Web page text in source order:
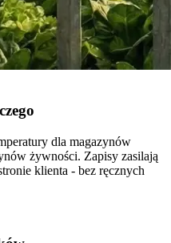
dla magazynów
żywności. Zapisy zasilają
klienta - bez ręcznych